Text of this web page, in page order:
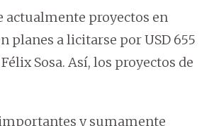
actualmente proyectos en
planes a licitarse por USD 655
Sosa. Así, los proyectos de
y sumamente